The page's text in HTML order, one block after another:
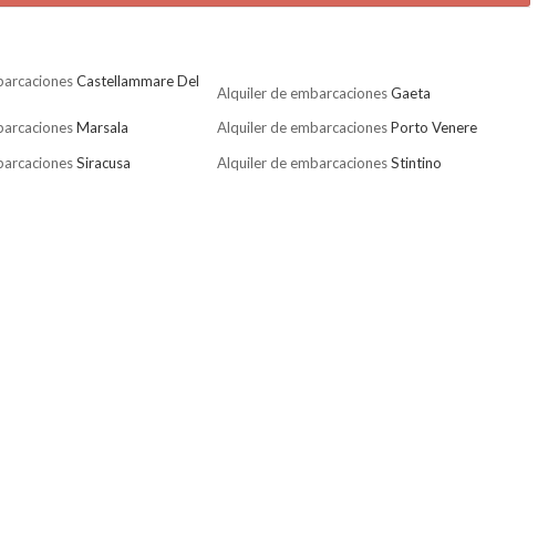
Castellammare Del
Alquiler de embarcacionesGaeta
Marsala Alquiler de embarcacionesPorto Venere
Siracusa Alquiler de embarcacionesStintino